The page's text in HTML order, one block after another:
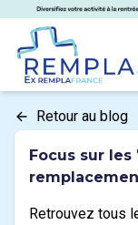
RemplaJob
Retour au blog
Focus sur
Retrouvez tous
Panneau de gestion